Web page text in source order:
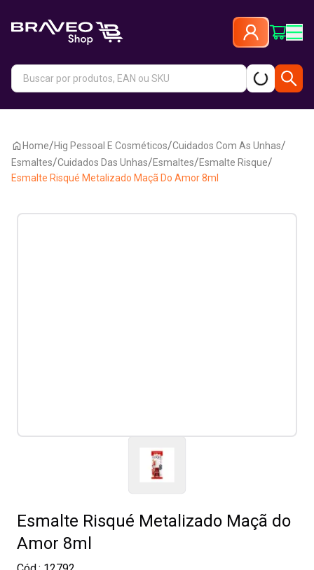
Home/Hig Pessoal E Cosméticos/Cuidados Com As Unhas/
Esmaltes/Cuidados Das Unhas/Esmaltes/Esmalte Risque/
Esmalte Risqué Metalizado Maçã Do Amor 8ml
Esmalte Risqué Metalizado Maçã do
Amor 8ml